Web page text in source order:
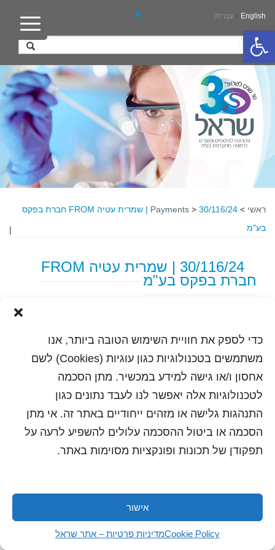
פתח סרגל נגישות
כדי לספק את חוויית השימוש הטובה ביותר, אנו
משתמשים בטכנולוגיות כגון עוגיות (Cookies) לשם
אחסון ו/או גישה למידע במכשיר. מתן הסכמה
לטכנולוגיות אלה יאפשר לנו לעבד נתונים כגון
התנהגות גלישה או מזהים ייחודיים באתר זה. אי מתן
הסכמה או ביטול ההסכמה עלולים להשפיע לרעה על
תפקודן של תכונות ופונקציות מסוימות באתר.
אישור
Cookie Policyמדיניות פרטיות – אתר שראל
English
/ עברית
ראשי >
Payments >
30/116/24 | שמרית עטיה FROM חברת בפקס
בע"מ
|
30/116/24 | שמרית עטיה FROM
חברת בפקס בע"מ
כל הזכויות שמורות לשראל 2018 | עיצוב ותכנות: סטודיו
"היוצרים"